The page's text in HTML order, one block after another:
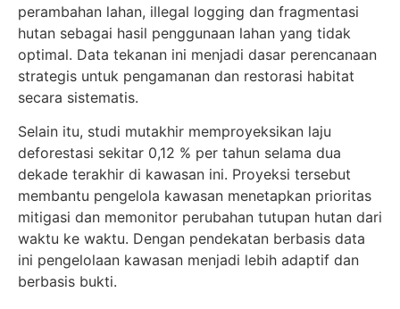
perambahan lahan, illegal logging dan fragmentasi
hutan sebagai hasil penggunaan lahan yang tidak
optimal. Data tekanan ini menjadi dasar perencanaan
strategis untuk pengamanan dan restorasi habitat
secara sistematis.
Selain itu, studi mutakhir memproyeksikan laju
deforestasi sekitar 0,12 % per tahun selama dua
dekade terakhir di kawasan ini. Proyeksi tersebut
membantu pengelola kawasan menetapkan prioritas
mitigasi dan memonitor perubahan tutupan hutan dari
waktu ke waktu. Dengan pendekatan berbasis data
ini pengelolaan kawasan menjadi lebih adaptif dan
berbasis bukti.